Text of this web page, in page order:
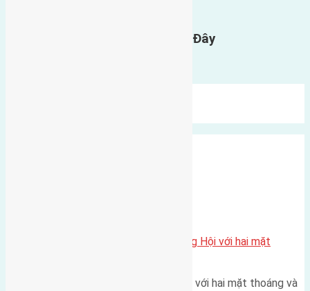
Gửi Tin Nhắn Cho Chúng Tôi Ở Đây
Một vị trí hiếm còn lại tại X1 Đông Hội với hai mặt
Một góc tái định cư X1 Đông Hội với hai mặt thoáng và